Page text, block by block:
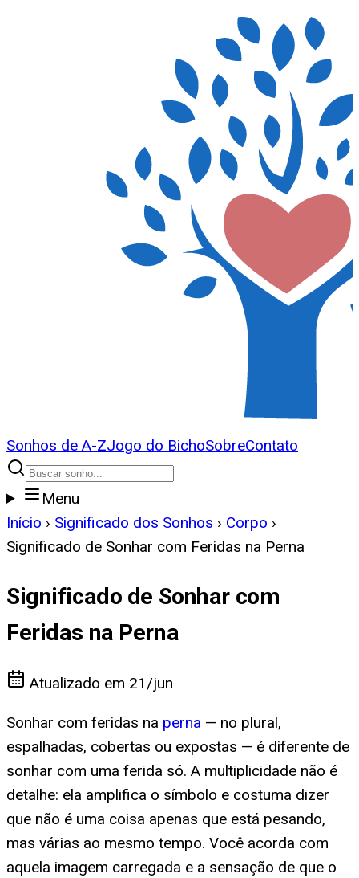
Sonhos de A-ZJogo do BichoSobreContato
Menu
Início › Significado dos Sonhos › Corpo ›
Significado de Sonhar com Feridas na Perna
Significado de Sonhar com
Feridas na Perna
Atualizado em 21/jun
Sonhar com feridas na perna — no plural,
espalhadas, cobertas ou expostas — é diferente de
sonhar com uma ferida só. A multiplicidade não é
detalhe: ela amplifica o símbolo e costuma dizer
que não é uma coisa apenas que está pesando,
mas várias ao mesmo tempo. Você acorda com
aquela imagem carregada e a sensação de que o